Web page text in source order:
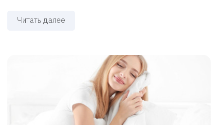
Читать далее